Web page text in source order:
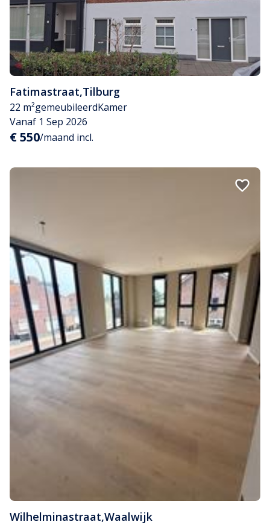
Fatimastraat,Tilburg
22 m²gemeubileerdKamer
Vanaf 1 Sep 2026
€ 550/maand incl.
Wilhelminastraat,Waalwijk